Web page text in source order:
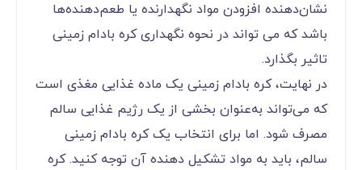
نشان‌دهنده افزودن مواد نگهدارنده یا طعم‌دهنده‌ها
باشد که می تواند در نحوه نگهداری کره بادام زمینی
تاثیر بگذارد.
در نهایت، کره بادام زمینی یک ماده غذایی مغذی است
که می‌تواند به‌عنوان بخشی از یک رژیم غذایی سالم
مصرف شود. اما برای انتخاب یک کره بادام زمینی
سالم، باید به مواد تشکیل دهنده آن توجه کنید. کره